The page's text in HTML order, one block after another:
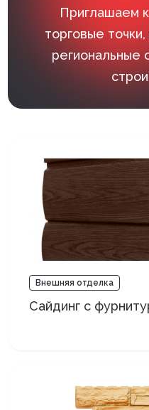
Приглашаем
торговые
региональные
Внешняя отделка
Сайдинг с